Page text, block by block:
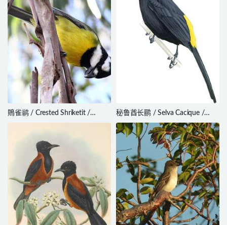
鵙雀鹟 / Crested Shriketit /
Falcunculus frontatus
秘鲁酋长鹂 / Selva Cacique /
Cacicus koepckeae